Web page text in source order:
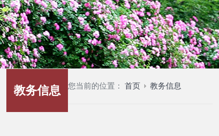
教务信息 您当前的位置：首页 教务信息